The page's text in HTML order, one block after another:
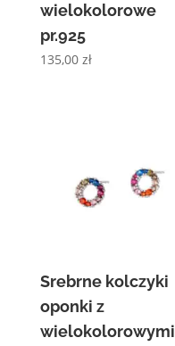
wielokolorowe
pr.925
135,00 zł
Srebrne kolczyki
oponki z
wielokolorowymi